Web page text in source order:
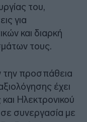
του,
για
και διαρκή
τους.
την προσπάθεια
έχει
Ηλεκτρονικού
συνεργασία με